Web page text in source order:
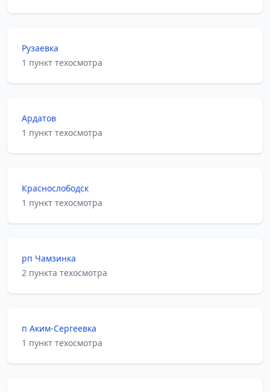
Рузаевка
1 пункт техосмотра
Ардатов
1 пункт техосмотра
Краснослободск
1 пункт техосмотра
рп Чамзинка
2 пункта техосмотра
п Аким-Сергеевка
1 пункт техосмотра